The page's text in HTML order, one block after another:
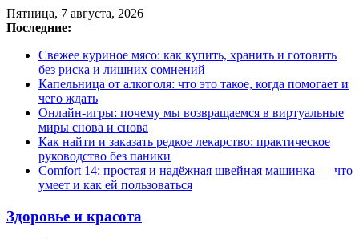
Пятница, 7 августа, 2026
Последние:
Свежее куриное мясо: как купить, хранить и готовить
без риска и лишних сомнений
Капельница от алкоголя: что это такое, когда помогает и
чего ждать
Онлайн-игры: почему мы возвращаемся в виртуальные
миры снова и снова
Как найти и заказать редкое лекарство: практическое
руководство без паники
Comfort 14: простая и надёжная швейная машинка — что
умеет и как ей пользоваться
Здоровье и красота